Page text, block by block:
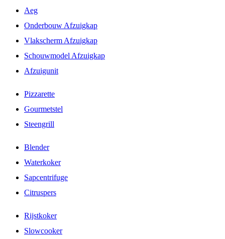
Aeg
Onderbouw Afzuigkap
Vlakscherm Afzuigkap
Schouwmodel Afzuigkap
Afzuigunit
Pizzarette
Gourmetstel
Steengrill
Blender
Waterkoker
Sapcentrifuge
Citruspers
Rijstkoker
Slowcooker